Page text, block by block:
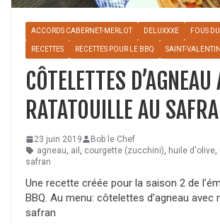
ACCORDS CABERNET-MERLOT DELUXXXE FOUS
RECETTES RECETTES POUR LE BBQ SAINT-VALENTIN
CÔTELETTES D’AGNEAU
RATATOUILLE AU
23 juin 2019
Bob le Chef
agneau, ail , courgette (zucchini), huile d'olive,
safran
Une recette créée pour la saison 2 de
BBQ. Au menu: côtelettes d’agneau avec
safran